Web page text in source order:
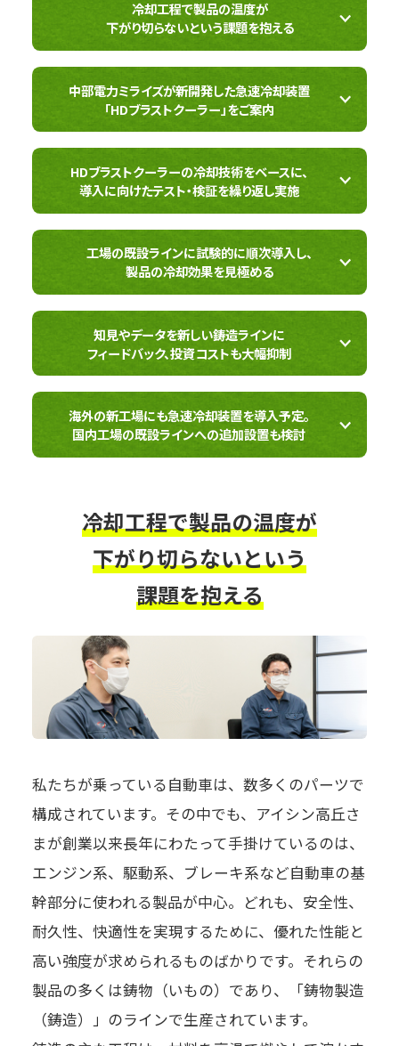
冷却工程で製品の温度が
下がり切らないという課題を抱える
中部電力ミライズが新開発した急速冷却装置
「HDブラストクーラー」をご案内
HDブラストクーラーの冷却技術をベースに、
導入に向けたテスト・検証を繰り返し実施
工場の既設ラインに試験的に順次導入し、
製品の冷却効果を見極める
知見やデータを新しい鋳造ラインに
フィードバック、投資コストも大幅抑制
海外の新工場にも急速冷却装置を導入予定。
国内工場の既設ラインへの追加設置も検討
冷却工程で製品の温度が
下がり切らないという
課題を抱える
私たちが乗っている自動車は、数多くのパーツで
構成されています。その中でも、アイシン高丘さ
まが創業以来長年にわたって手掛けているのは、
エンジン系、駆動系、ブレーキ系など自動車の基
幹部分に使われる製品が中心。どれも、安全性、
耐久性、快適性を実現するために、優れた性能と
高い強度が求められるものばかりです。それらの
製品の多くは鋳物（いもの）であり、「鋳物製造
（鋳造）」のラインで生産されています。